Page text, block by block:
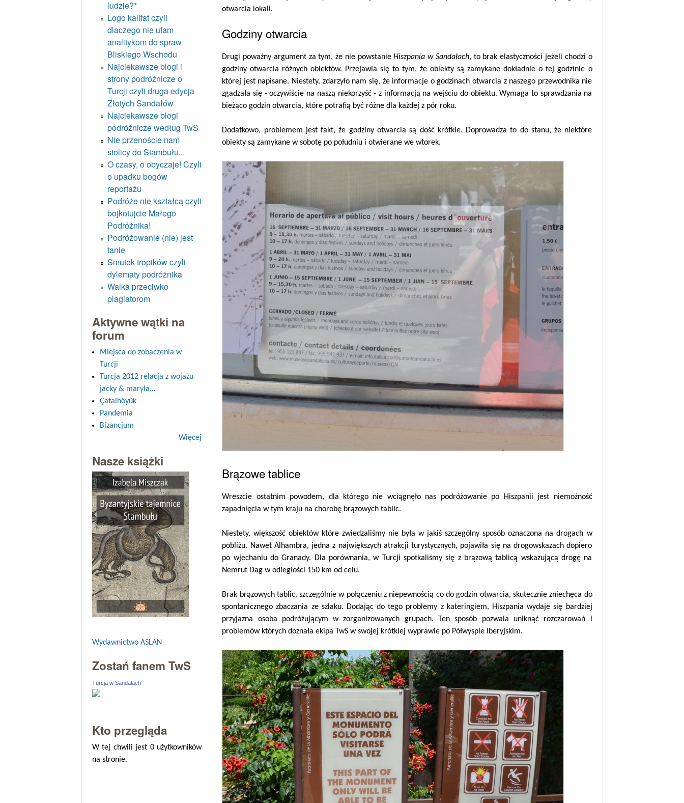
otwarcia lokali.
Godziny otwarcia
Drugi poważny argument za tym, że nie powstanieHiszpania w Sandałach, to brak elastyczności jeżeli chodzi o
godziny otwarcia różnych obiektów. Przejawia się to tym, że obiekty są zamykane dokładnie o tej godzinie o
której jest napisane. Niestety, zdarzyło nam się, że informacje o godzinach otwarcia z naszego przewodnika nie
zgadzała się - oczywiście na naszą niekorzyść - z informacją na wejściu do obiektu. Wymaga to sprawdzania na
bieżąco godzin otwarcia, które potrafią być różne dla każdej z pór roku.
Dodatkowo, problemem jest fakt, że godziny otwarcia są dość krótkie. Doprowadza to do stanu, że niektóre
obiekty są zamykane w sobotę po południu i otwierane we wtorek.
Brązowe tablice
Wreszcie ostatnim powodem, dla którego nie wciągnęło nas podróżowanie po Hiszpanii jest niemożność
zapadnięcia w tym kraju na chorobę brązowych tablic.
Niestety, większość obiektów które zwiedzaliśmy nie była w jakiś szczególny sposób oznaczona na drogach w
pobliżu. Nawet Alhambra, jedna z największych atrakcji turystycznych, pojawiła się na drogowskazach dopiero
po wjechaniu do Granady. Dla porównania, w Turcji spotkaliśmy się z brązową tablicą wskazującą drogę na
Nemrut Dag w odległości 150 km od celu.
Brak brązowych tablic, szczególnie w połączeniu z niepewnością co do godzin otwarcia, skutecznie zniechęca do
spontanicznego zbaczania ze szlaku. Dodając do tego problemy z kateringiem, Hiszpania wydaje się bardziej
przyjazna osoba podróżującym w zorganizowanych grupach. Ten sposób pozwala uniknąć rozczarowań i
problemów których doznała ekipa TwS w swojej krótkiej wyprawie po Półwyspie Iberyjskim.
ludzie?*
Logo kalifat czyli
dlaczego nie ufam
analitykom do spraw
Bliskiego Wschodu
Najciekawsze blogi i
strony podróżnicze o
Turcji czyli druga edycja
Złotych Sandałów
Najciekawsze blogi
podróżnicze według TwS
Nie przenoście nam
stolicy do Stambułu...
O czasy, o obyczaje! Czyli
o upadku bogów
reportażu
Podróże nie kształcą czyli
bojkotujcie Małego
Podróżnika!
Podróżowanie (nie) jest
tanie
Smutek tropików czyli
dylematy podróżnika
Walka przeciwko
plagiatorom
Aktywne wątki na
forum
Miejsca do zobaczenia w
Turcji
Turcja 2012 relacja z wojażu
jacky & maryla...
Çatalhöyük
Pandemia
Bizancjum
Więcej
Nasze książki
Wydawnictwo ASLAN
Zostań fanem TwS
Turcja w Sandałach
Kto przegląda
W tej chwili jest 0 użytkowników
na stronie.